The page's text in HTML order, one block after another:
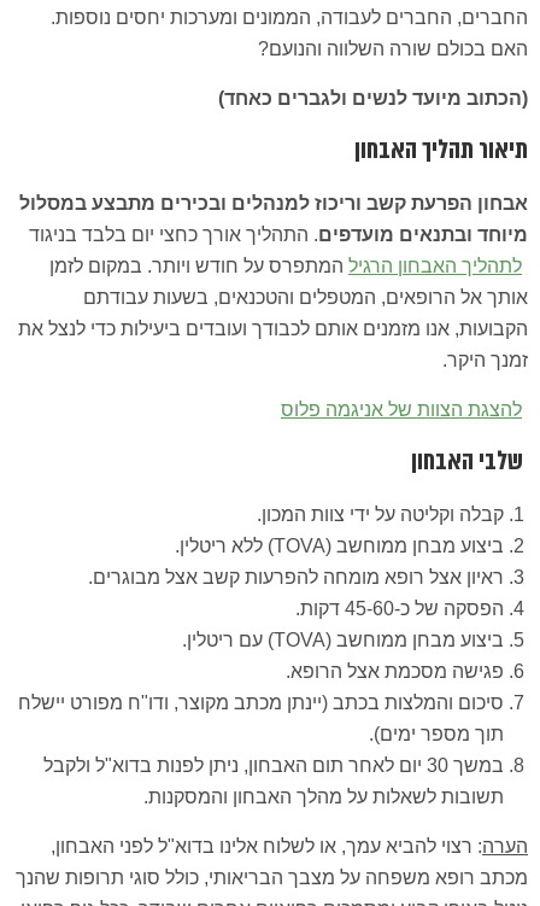
החברים, החברים לעבודה, הממונים ומערכות יחסים נוספות.
האם בכולם שורה השלווה והנועם?
(הכתוב מיועד לנשים ולגברים כאחד)
תיאור תהליך האבחון
אבחון הפרעת קשב וריכוז למנהלים ובכירים מתבצע במסלול
מיוחד ובתנאים מועדפים. התהליך אורך כחצי יום בלבד בניגוד
לתהליך האבחון הרגיל המתפרס על חודש ויותר. במקום לזמן
אותך אל הרופאים, המטפלים והטכנאים, בשעות עבודתם
הקבועות, אנו מזמנים אותם לכבודך ועובדים ביעילות כדי לנצל את
זמנך היקר.
להצגת הצוות של אניגמה פלוס
שלבי האבחון
קבלה וקליטה על ידי צוות המכון.
ביצוע מבחן ממוחשב (TOVA) ללא ריטלין.
ראיון אצל רופא מומחה להפרעות קשב אצל מבוגרים.
הפסקה של כ-45-60 דקות.
ביצוע מבחן ממוחשב (TOVA) עם ריטלין.
פגישה מסכמת אצל הרופא.
סיכום והמלצות בכתב (יינתן מכתב מקוצר, ודו"ח מפורט יישלח
תוך מספר ימים).
במשך 30 יום לאחר תום האבחון, ניתן לפנות בדוא"ל ולקבל
תשובות לשאלות על מהלך האבחון והמסקנות.
הערה: רצוי להביא עמך, או לשלוח אלינו בדוא"ל לפני האבחון,
מכתב רופא משפחה על מצבך הבריאותי, כולל סוגי תרופות שהנך